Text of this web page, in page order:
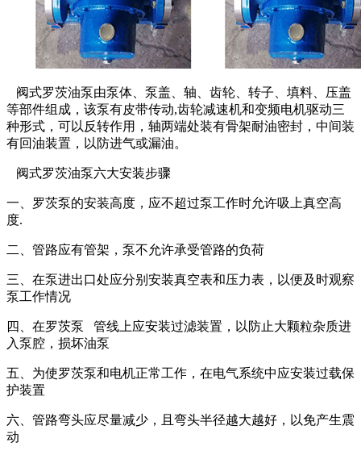
阀式罗茨油泵由泵体、泵盖、轴、齿轮、转子、填料、压盖
等部件组成，该泵有皮带传动,齿轮减速机和变频电机驱动三
种形式，可以反转作用，轴两端处装有骨架耐油密封，中间装
有回油装置，以防进气或漏油。
阀式罗茨油泵六大安装步骤
一、罗茨泵的安装高度，应不超过泵工作时允许吸上真空高
度.
二、管路应有管架，泵不允许承受管路的负荷
三、在泵进出口处应分别安装真空表和压力表，以便及时观察
泵工作情况
四、在罗茨泵 管线上应安装过滤装置，以防止大颗粒杂质进
入泵腔，损坏油泵
五、为使罗茨泵和电机正常工作，在电气系统中应安装过载保
护装置
六、管路弯头应尽量减少，且弯头半径越大越好，以免产生震
动